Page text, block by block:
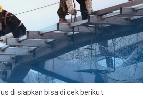
di siapkan bisa di cek berikut.